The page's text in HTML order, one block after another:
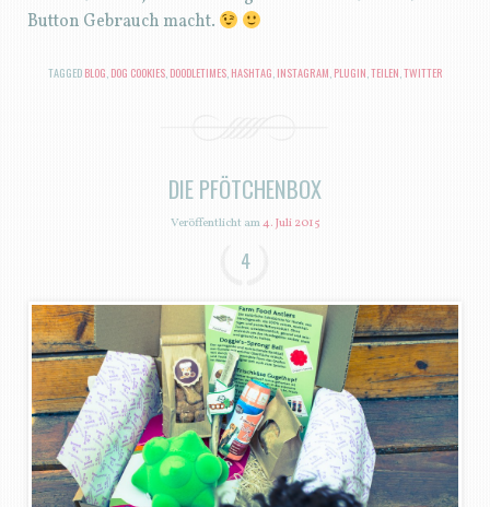
Button Gebrauch macht.
TAGGED BLOG DOG COOKIES, DOODLETIMES, HASHTAG INSTAGRAM PLUGIN TEILEN TWITTER
DIE PFÖTCHENBOX
Veröffentlicht am4. Juli 2015
4